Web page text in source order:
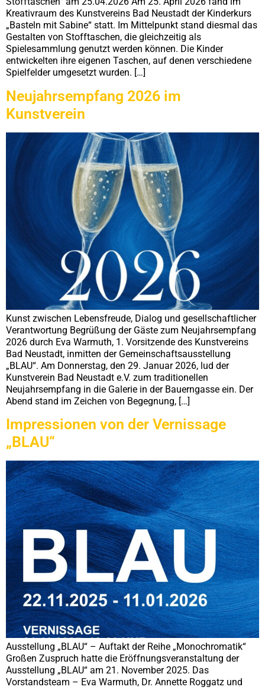
Kreativraum des Kunstvereins Bad Neustadt der Kinderkurs
„Basteln mit Sabine“ statt. Im Mittelpunkt stand diesmal das
Gestalten von Stofftaschen, die gleichzeitig als
Spielesammlung genutzt werden können. Die Kinder
entwickelten ihre eigenen Taschen, auf denen verschiedene
Spielfelder umgesetzt wurden. […]
Neujahrsempfang 2026 im
Kunstverein
Kunst zwischen Lebensfreude, Dialog und gesellschaftlicher
Verantwortung Begrüßung der Gäste zum Neujahrsempfang
2026 durch Eva Warmuth, 1. Vorsitzende des Kunstvereins
Bad Neustadt, inmitten der Gemeinschaftsausstellung
„BLAU“. Am Donnerstag, den 29. Januar 2026, lud der
Kunstverein Bad Neustadt e.V. zum traditionellen
Neujahrsempfang in die Galerie in der Bauerngasse ein. Der
Abend stand im Zeichen von Begegnung, […]
Impressionen von der Vernissage
„BLAU“
Ausstellung „BLAU“ – Auftakt der Reihe „Monochromatik“
Großen Zuspruch hatte die Eröffnungsveranstaltung der
Ausstellung „BLAU“ am 21. November 2025. Das
Vorstandsteam – Eva Warmuth, Dr. Annette Roggatz und